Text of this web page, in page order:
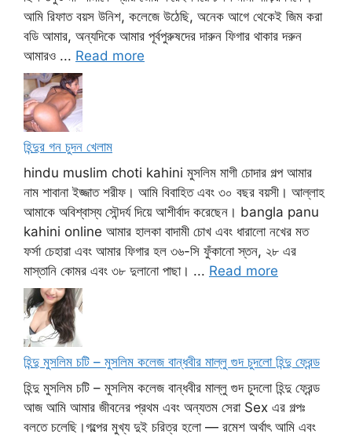
আমি রিফাত বয়স উনিশ, কলেজে উঠেছি, অনেক আগে থেকেই জিম করা
বডি আমার, অন্যদিকে আমার পূর্বপুরুষদের দারুন ফিগার থাকার দরুন
আমারও ... Read more
হিন্দুর গন চুদন খেলাম
hindu muslim choti kahini মুসলিম মাগী চোদার গল্প আমার
নাম শাবানা ইজ্জাত শরীফ। আমি বিবাহিত এবং ৩০ বছর বয়সী। আল্লাহ
আমাকে অবিশ্বাস্য সৌন্দর্য দিয়ে আশীর্বাদ করেছেন। bangla panu
kahini online আমার হালকা বাদামী চোখ এবং ধারালো নখের মত
ফর্সা চেহারা এবং আমার ফিগার হল ৩৬-সি ফুঁকানো স্তন, ২৮ এর
মাস্তানি কোমর এবং ৩৮ দুলানো পাছা। ... Read more
হিন্দু মুসলিম চটি – মুসলিম কলেজ বান্ধবীর মাল্লু গুদ চুদলো হিন্দু ফ্রেন্ড
হিন্দু মুসলিম চটি – মুসলিম কলেজ বান্ধবীর মাল্লু গুদ চুদলো হিন্দু ফ্রেন্ড
আজ আমি আমার জীবনের প্রথম এবং অন্যতম সেরা Sex এর গল্পঃ
বলতে চলেছি।গল্পের মুখ্য দুই চরিত্র হলো — রমেশ অর্থাৎ আমি এবং